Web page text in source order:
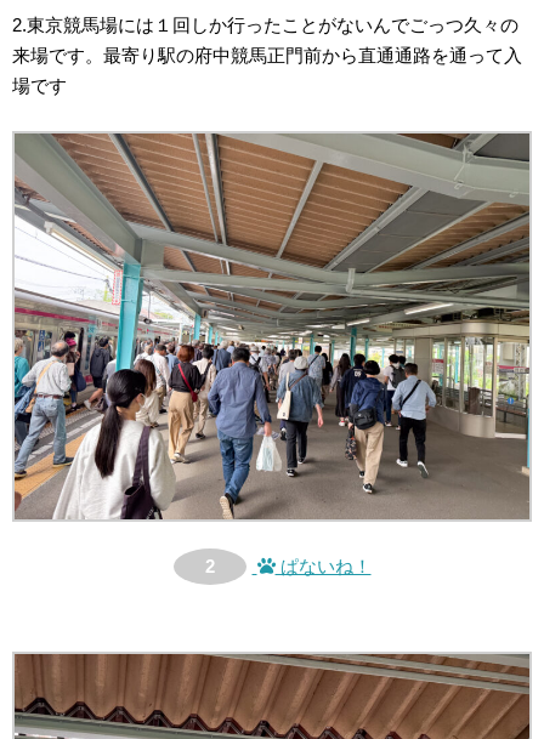
2.東京競馬場には１回しか行ったことがないんでごっつ久々の
来場です。最寄り駅の府中競馬正門前から直通通路を通って入
場です
2 ぱないね！